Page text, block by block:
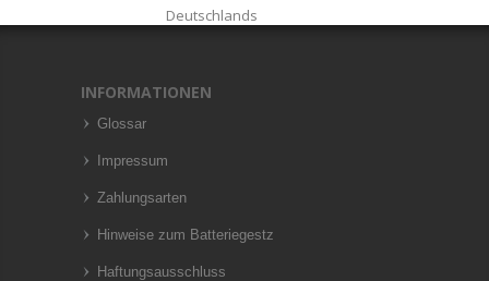
Deutschlands
INFORMATIONEN
Glossar
Impressum
Zahlungsarten
Hinweise zum Batteriegestz
Haftungsausschluss